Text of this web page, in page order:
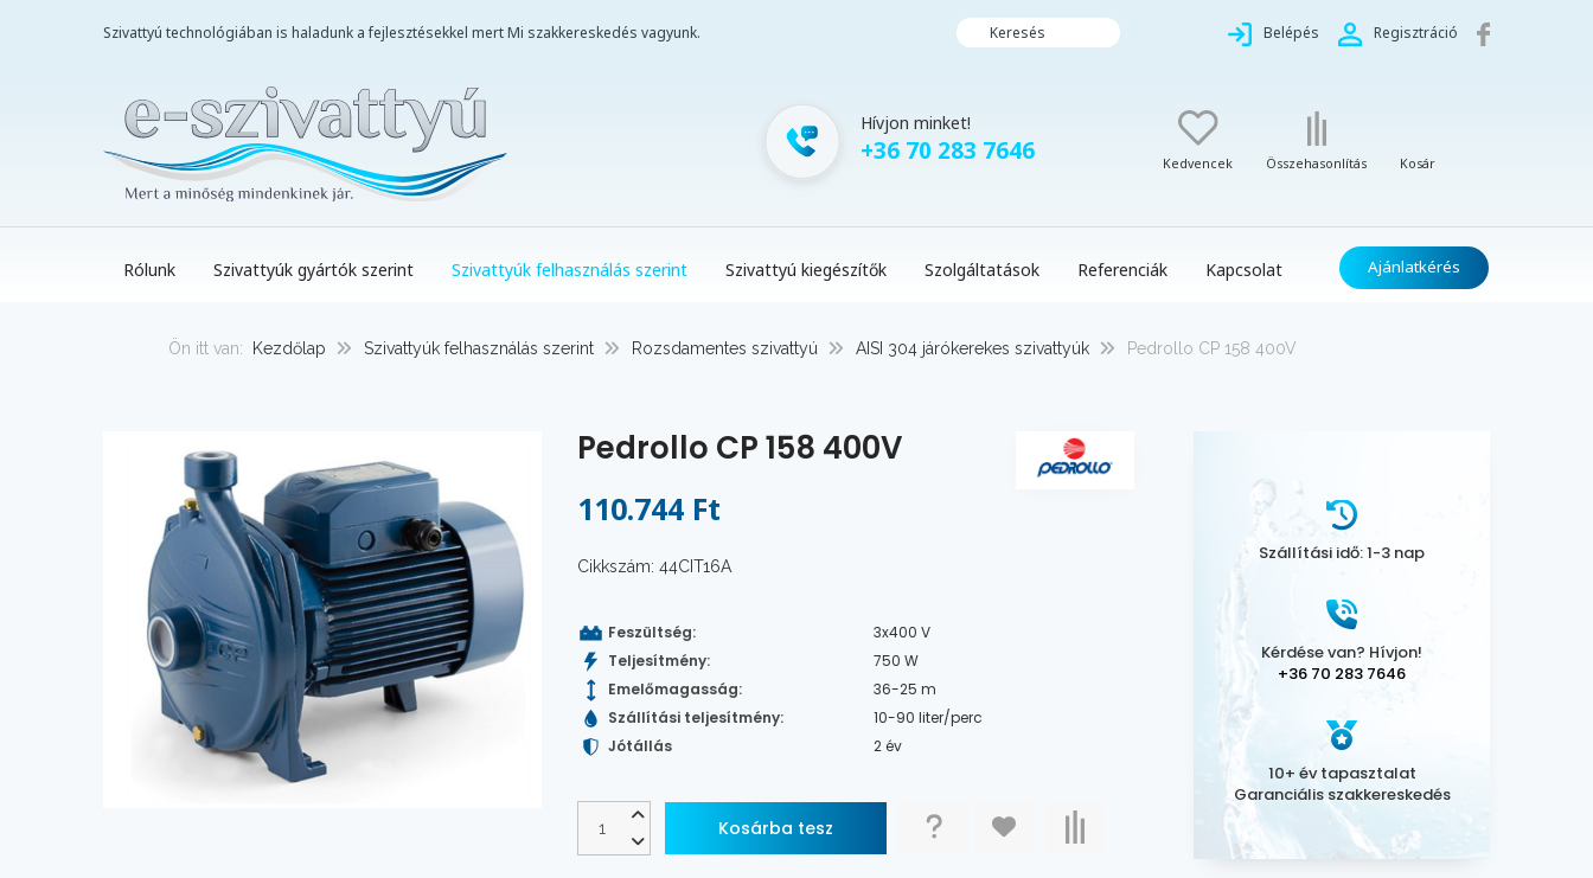
Szivattyú technológiában is haladunk a fejlesztésekkel mert Mi szakkereskedés vagyunk. Keresés Belépés Regisztráció
Hívjon minket!
+36 70 283 7646 Kedvencek Összehasonlítás Kosár
Rólunk Szivattyúk gyártók szerint Szivattyúk felhasználás szerint Szivattyú kiegészítők Szolgáltatások Referenciák Kapcsolat Ajánlatkérés
Ön itt van: Kezdőlap Szivattyúk felhasználás szerint Rozsdamentes szivattyú AISI 304 járókerekes szivattyúk Pedrollo CP 158 400V
Pedrollo CP 158 400V
110.744 Ft
Cikkszám: 44CIT16A
Feszültség:
3x400 V
Teljesítmény:
750 W
Emelőmagasság:
36-25 m
Szállítási teljesítmény:
10-90 liter/perc
Jótállás
2 év
Szállítási idő: 1-3 nap
Kérdése van? Hívjon!
+36 70 283 7646
10+ év tapasztalat
Garanciális szakkereskedés